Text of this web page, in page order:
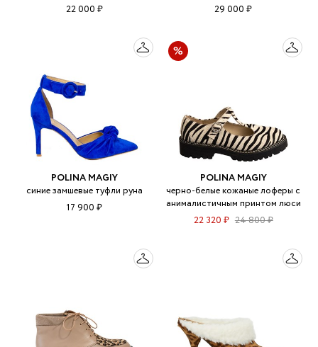
22 000 ₽
29 000 ₽
POLINA MAGIY
синие замшевые туфли руна
17 900 ₽
POLINA MAGIY
черно-белые кожаные лоферы с
анималистичным принтом люси
22 320 ₽ 24 800 ₽